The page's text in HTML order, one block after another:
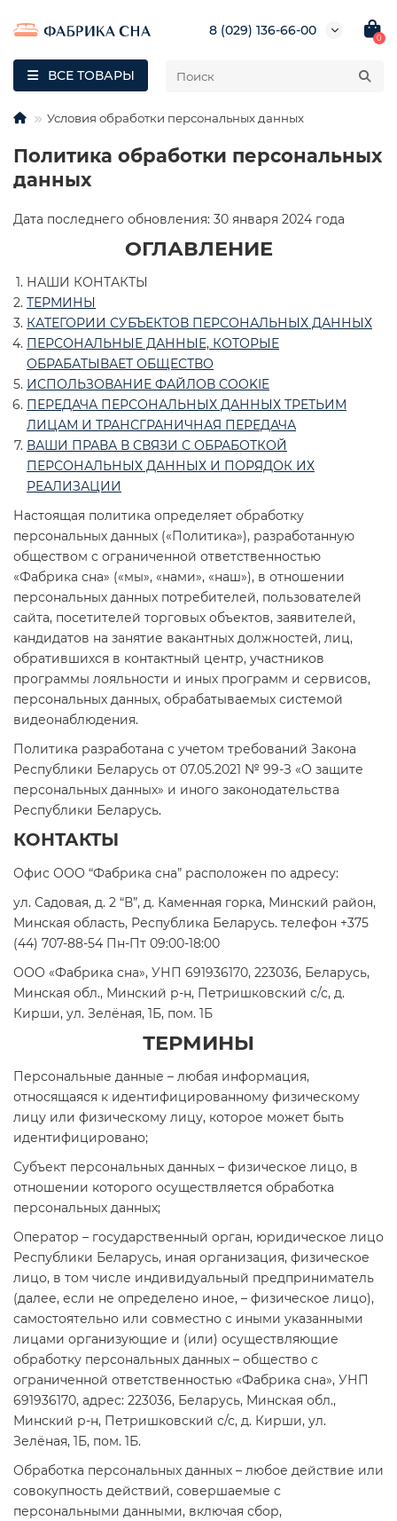
8 (029) 136-66-00
0
ВСЕ ТОВАРЫ
Условия обработки персональных данных
Политика обработки персональных
данных
Дата последнего обновления: 30 января 2024 года
ОГЛАВЛЕНИЕ
НАШИ КОНТАКТЫ
ТЕРМИНЫ
КАТЕГОРИИ СУБЪЕКТОВ ПЕРСОНАЛЬНЫХ ДАННЫХ
ПЕРСОНАЛЬНЫЕ ДАННЫЕ, КОТОРЫЕ
ОБРАБАТЫВАЕТ ОБЩЕСТВО
ИСПОЛЬЗОВАНИЕ ФАЙЛОВ COOKIE
ПЕРЕДАЧА ПЕРСОНАЛЬНЫХ ДАННЫХ ТРЕТЬИМ
ЛИЦАМ И ТРАНСГРАНИЧНАЯ ПЕРЕДАЧА
ВАШИ ПРАВА В СВЯЗИ С ОБРАБОТКОЙ
ПЕРСОНАЛЬНЫХ ДАННЫХ И ПОРЯДОК ИХ
РЕАЛИЗАЦИИ
Настоящая политика определяет обработку
персональных данных («Политика»), разработанную
обществом с ограниченной ответственностью
«Фабрика сна» («мы», «нами», «наш»), в отношении
персональных данных потребителей, пользователей
сайта, посетителей торговых объектов, заявителей,
кандидатов на занятие вакантных должностей, лиц,
обратившихся в контактный центр, участников
программы лояльности и иных программ и сервисов,
персональных данных, обрабатываемых системой
видеонаблюдения.
Политика разработана с учетом требований Закона
Республики Беларусь от 07.05.2021 № 99-З «О защите
персональных данных» и иного законодательства
Республики Беларусь.
КОНТАКТЫ
Офис ООО “Фабрика сна” расположен по адресу:
ул. Садовая, д. 2 “В”, д. Каменная горка, Минский район,
Минская область, Республика Беларусь. телефон +375
(44) 707-88-54 Пн-Пт 09:00-18:00
ООО «Фабрика сна», УНП 691936170, 223036, Беларусь,
Минская обл., Минский р-н, Петришковский с/с, д.
Кирши, ул. Зелёная, 1Б, пом. 1Б
ТЕРМИНЫ
Персональные данные – любая информация,
относящаяся к идентифицированному физическому
лицу или физическому лицу, которое может быть
идентифицировано;
Субъект персональных данных – физическое лицо, в
отношении которого осуществляется обработка
персональных данных;
Оператор – государственный орган, юридическое лицо
Республики Беларусь, иная организация, физическое
лицо, в том числе индивидуальный предприниматель
(далее, если не определено иное, – физическое лицо),
самостоятельно или совместно с иными указанными
лицами организующие и (или) осуществляющие
обработку персональных данных – общество с
ограниченной ответственностью «Фабрика сна», УНП
691936170, адрес: 223036, Беларусь, Минская обл.,
Минский р-н, Петришковский с/с, д. Кирши, ул.
Зелёная, 1Б, пом. 1Б.
Обработка персональных данных – любое действие или
совокупность действий, совершаемые с
персональными данными, включая сбор,